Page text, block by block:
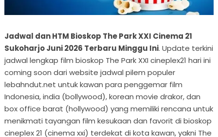
Jadwal dan HTM Bioskop The Park XXI Cinema 21
Sukoharjo Juni 2026 Terbaru Minggu Ini. Update terkini
jadwal lengkap film bioskop The Park XXI cineplex21 hari ini
coming soon dari website jadwal pilem populer
lebahndut.net untuk kawan para penggemar film
Indonesia, india (bollywood), korean movie drakor, dan
box office barat (hollywood) yang memiliki rencana untuk
menikmati tayangan film kesukaan dan favorit di bioskop
cineplex 21 (cinema xxi) terdekat di kota kawan, yakni The